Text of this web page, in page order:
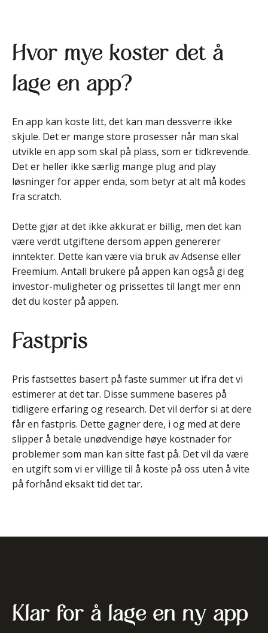
Hvor mye koster det å
lage en app?
En app kan koste litt, det kan man dessverre ikke
skjule. Det er mange store prosesser når man skal
utvikle en app som skal på plass, som er tidkrevende.
Det er heller ikke særlig mange plug and play
løsninger for apper enda, som betyr at alt må kodes
fra scratch.
Dette gjør at det ikke akkurat er billig, men det kan
være verdt utgiftene dersom appen genererer
inntekter. Dette kan være via bruk av Adsense eller
Freemium. Antall brukere på appen kan også gi deg
investor-muligheter og prissettes til langt mer enn
det du koster på appen.
Fastpris
Pris fastsettes basert på faste summer ut ifra det vi
estimerer at det tar. Disse summene baseres på
tidligere erfaring og research. Det vil derfor si at dere
får en fastpris. Dette gagner dere, i og med at dere
slipper å betale unødvendige høye kostnader for
problemer som man kan sitte fast på. Det vil da være
en utgift som vi er villige til å koste på oss uten å vite
på forhånd eksakt tid det tar.
Klar for å lage en ny app